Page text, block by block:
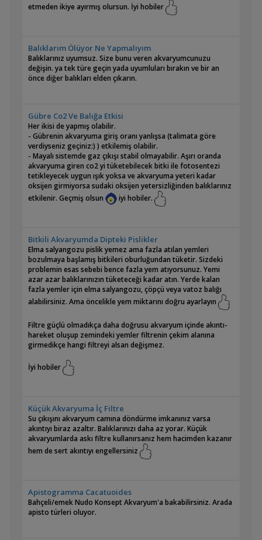
etmeden ikiye ayırmış olursun. İyi hobiler
Balıklarım Ölüyor Ne Yapmalıyım
Balıklarınız uyumsuz. Size bunu veren akvaryumcunuzu
değişin. ya tek türe geçin yada uyumluları bırakın ve bir an
önce diğer balıkları elden çıkarın.
Gübre Co2 Ve Balığa Etkisi
Her ikisi de yapmış olabilir.
- Gübrenin akvaryuma giriş oranı yanlışsa (talimata göre
verdiyseniz geçiniz:) ) etkilemiş olabilir.
- Mayalı sistemde gaz çıkışı stabil olmayabilir. Aşırı oranda
akvaryuma giren co2 yi tüketebilecek bitki ile fotosentezi
tetikleyecek uygun ışık yoksa ve akvaryuma yeteri kadar
oksijen girmiyorsa sudaki oksijen yetersizliğinden balıklarınız
etkilenir. Geçmiş olsun
iyi hobiler.
Bitkili Akvaryumda Dipteki Pislikler
Elma salyangozu pislik yemez ama fazla atılan yemleri
bozulmaya başlamış bitkileri oburluğundan tüketir. Sizdeki
problemin esas sebebi bence fazla yem atıyorsunuz. Yemi
azar azar balıklarınızın tüketeceği kadar atın. Yerde kalan
fazla yemler için elma salyangozu, çöpçü veya vatoz balığı
alabilirsiniz. Ama öncelikle yem miktarını doğru ayarlayın
Filtre güçlü olmadıkça daha doğrusu akvaryum içinde akıntı-
hareket oluşup zemindeki yemler filtrenin çekim alanına
girmedikçe hangi filtreyi alsan değişmez.
İyi hobiler
Küçük Akvaryuma İç Filtre
Su çıkışını akvaryum camına döndürme imkanınız varsa
akıntıyı biraz azaltır. Balıklarınızı daha az yorar. Küçük
akvaryumlarda askı filtre kullanırsanız hem hacimden kazanır
hem de sert akıntıyı engellersiniz
Apistogramma Cacatuoides
Bahçeli/emek Nudo Konsept Akvaryum'a bakabilirsiniz. Arada
apisto türleri oluyor.